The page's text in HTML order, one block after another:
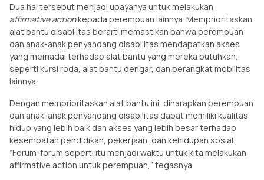
Dua hal tersebut menjadi upayanya untuk melakukan
affirmative actionkepada perempuan lainnya. Memprioritaskan
alat bantu disabilitas berarti memastikan bahwa perempuan
dan anak-anak penyandang disabilitas mendapatkan akses
yang memadai terhadap alat bantu yang mereka butuhkan,
seperti kursi roda, alat bantu dengar, dan perangkat mobilitas
lainnya.
Dengan memprioritaskan alat bantu ini, diharapkan perempuan
dan anak-anak penyandang disabilitas dapat memiliki kualitas
hidup yang lebih baik dan akses yang lebih besar terhadap
kesempatan pendidikan, pekerjaan, dan kehidupan sosial.
”Forum-forum seperti itu menjadi waktu untuk kita melakukan
affirmative action untuk perempuan,” tegasnya.